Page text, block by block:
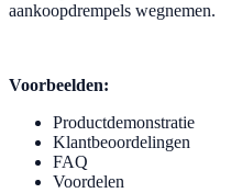
aankoopdrempels wegnemen.
Voorbeelden:
Productdemonstratie
Klantbeoordelingen
FAQ
Voordelen